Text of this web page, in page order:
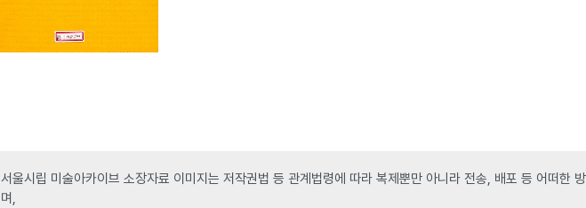
서울시립 미술아카이브 소장자료 이미지는 저작권법 등 관계법령에 따라 복제뿐만 아니라 전송, 배포 등 어떠한
며,